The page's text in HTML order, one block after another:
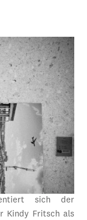
sich der
Kindy Fritsch als